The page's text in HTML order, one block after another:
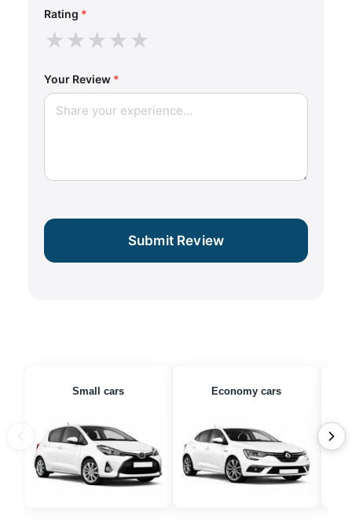
Rating *
★★★★★
Your Review *
Submit Review
Small cars Economy cars